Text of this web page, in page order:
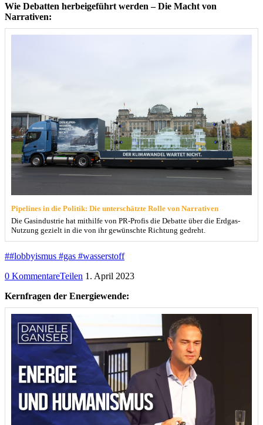
Wie Debatten herbeigeführt werden – Die Macht von
Narrativen:
Pipelines in die Politik: Die unterschätzte Rolle von Narrativen
Die Gasindustrie hat mithilfe von PR-Profis die Debatte über die Erdgas-
Nutzung gezielt in die von ihr gewünschte Richtung gedreht.
##lobbyismus #gas #wasserstoff
0 KommentareTeilen 1. April 2023
Kernfragen der Energiewende: